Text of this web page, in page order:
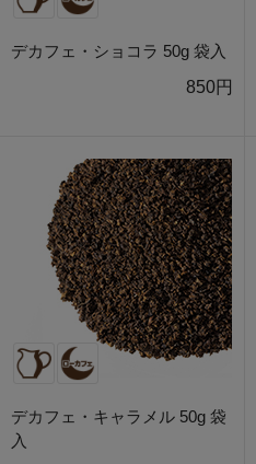
デカフェ・ショコラ 50g 袋入
850円
デカフェ・キャラメル 50g 袋
入